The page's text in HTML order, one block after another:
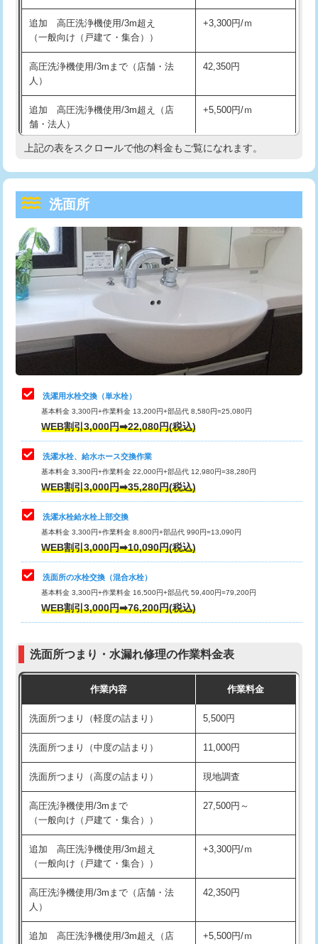
マス交換（深さ50㎝以上） 66,000円
コンクリート斫り（厚さ10㎝まで） 27,500円
コンクリート斫り（厚さ10㎝超え）
モルタル補修（厚さ10㎝まで）
モルタル補修（厚さ10㎝超え） 38,500円
洗面台設置 38,500円
追加人工
廃棄・処分 現場見積
※給水管工事は20mmまでの価格です。
持込商品取付（混合水栓） 16,500円
給水管工事※（ホール加工)
給水管工事※（バンド止め) 3,300円
給水管工事※（支持金具設置) 5,500円
給水管工事※（保温材使用（バンド止
め込み）)
5,500円
給水管工事※（土の掘削・埋め戻し作
業)
11,000円
給水管工事※（塩ビ管（VP・HI）使
用/3ｍまで)
33,000円
給水管工事※（塩ビ管（VP・HI）使
用（追加）/3ｍ超え)
給水管工事※（ライニング鋼管・銅
管・ポリ管・HT管使用/3ｍまで)
44,000円
給水管工事※（ライニング鋼管・銅
管・ポリ管・HT管使用/3ｍ超え)
排水管工事（土の掘削・埋め戻し作
業）
排水管工事（排水管工事/3ｍまで） 55,000円
排水管工事（追加 排水管工事/3ｍ超
え）
マス交換（土の掘削・埋め戻し作業）
マス交換（深さ50㎝未満）
マス交換（深さ50㎝以上）
モルタル補修（厚さ10㎝まで） 27,500円
モルタル補修（厚さ10㎝超え） 38,500円
洗面台設置 38,500円
バスタブ設置 現場見積
追加人工 16,500円
廃棄・処分
※給水管工事は20mmまでの価格です。
追加 高圧洗浄機使用/3m超え
（一般向け（戸建て・集合））
+3,300円/ｍ
高圧洗浄機使用/3mまで（店舗・法
人）
42,350円
追加 高圧洗浄機使用/3m超え（店
舗・法人）
+5,500円/ｍ
高度高圧洗浄換 現地調査
トーラー機使用/3mまで
追加トーラー機使用/3m超え +3,300円
カメラ調査 33,000円
桝清掃
止水・漏水調査・防水処理・清掃・修
理・調整・分解・加工など（軽作業）
11,000円
止水・漏水調査・防水処理・清掃・修
理・調整・分解・加工など（中作業）
22,000円
止水・漏水調査・防水処理・清掃・修
理・調整・分解・加工など（重作業）
33,000円
キッチンタンク脱着
その他部品の脱着
交換・取付（タンク）
交換・取付(単水栓（壁付・デッキ
式）)
交換・取付(混合水栓（壁付・デッキ
式・ワンホール）)
16,500円+材料費
（P/S/ポップアップ））
交換・取付（その他部品） 11,000円+材料費
持込商品取付（単水栓） 13,200円
持込商品取付（混合水栓） 16,500円
持込商品取付（浄水器・分岐水栓） 16,500円
給水管工事※（ホール加工) 16,500円
給水管工事※（バンド止め)
給水管工事※（支持金具設置) 5,500円
給水管工事※（保温材使用（バンド止
め込み）)
5,500円
給水管工事※（土の掘削・埋め戻し作
業)
11,000円
上記の表をスクロールで他の料金もご覧になれます。
洗面所
洗濯用水栓交換（単水栓）
基本料金 3,300円+作業料金 13,200円+部品代 8,580円=25,080円
WEB割引3,000円➡22,080円(税込)
洗濯水栓、給水ホース交換作業
基本料金 3,300円+作業料金 22,000円+部品代 12,980円=38,280円
WEB割引3,000円➡35,280円(税込)
洗濯水栓給水栓上部交換
基本料金 3,300円+作業料金 8,800円+部品代 990円=13,090円
WEB割引3,000円➡10,090円(税込)
洗面所の水栓交換（混合水栓）
基本料金 3,300円+作業料金 16,500円+部品代 59,400円=79,200円
WEB割引3,000円➡76,200円(税込)
洗面所つまり・水漏れ修理の作業料金表
作業内容 作業料金
洗面所つまり（軽度の詰まり） 5,500円
洗面所つまり（中度の詰まり） 11,000円
洗面所つまり（高度の詰まり） 現地調査
高圧洗浄機使用/3mまで
（一般向け（戸建て・集合））
27,500円～
追加 高圧洗浄機使用/3m超え
（一般向け（戸建て・集合））
+3,300円/ｍ
高圧洗浄機使用/3mまで（店舗・法
人）
42,350円
追加 高圧洗浄機使用/3m超え（店
+5,500円/ｍ